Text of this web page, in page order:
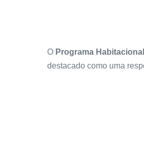
O Programa
destacado como uma